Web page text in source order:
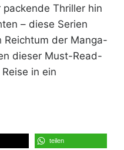
Thriller hin
– diese Serien
der Manga-
dieser Must-Read-
in ein
teilen